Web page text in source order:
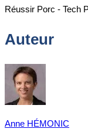
Réussir Porc - Tech
Auteur
Anne HÉMONIC